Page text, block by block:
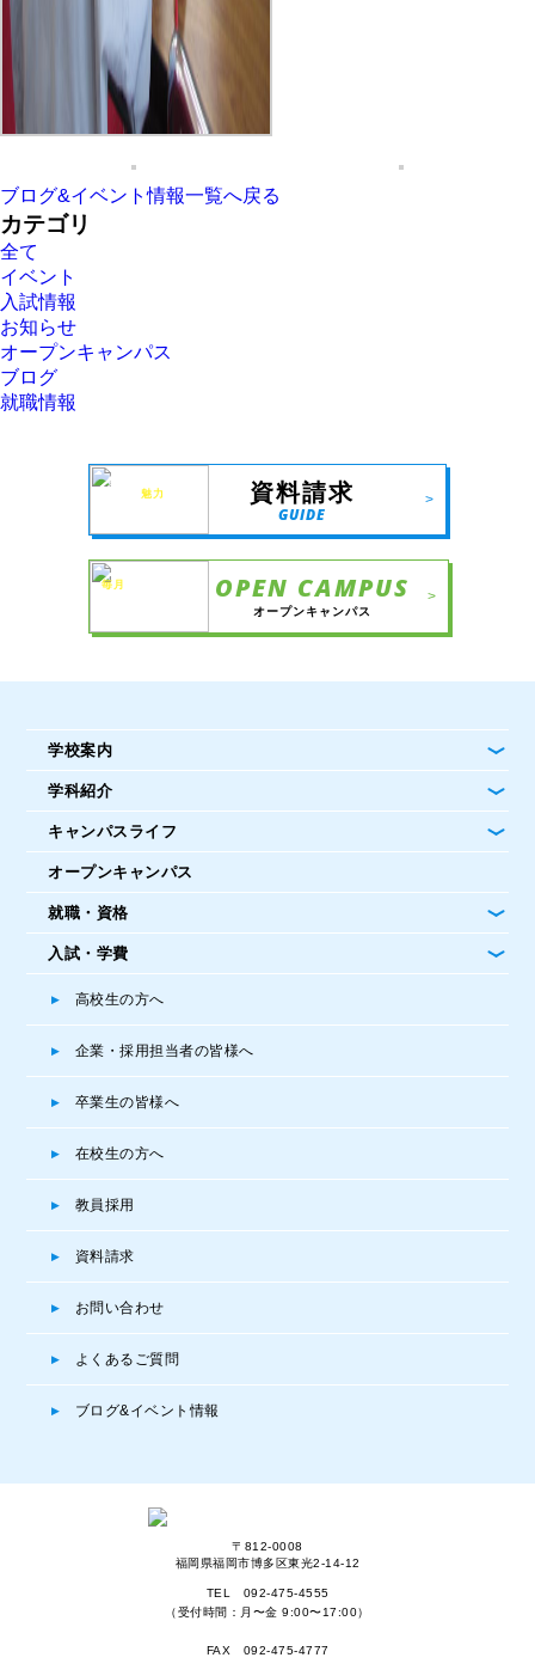
ブログ&イベント情報一覧へ戻る
カテゴリ
全て
イベント
入試情報
お知らせ
オープンキャンパス
ブログ
就職情報
第一自動車
魅力 資料請求
GUIDE
>
毎月 OPEN CAMPUS
オープンキャンパス
>
学校案内
学科紹介
キャンパスライフ
オープンキャンパス
就職・資格
入試・学費
高校生の方へ
企業・採用担当者の皆様へ
卒業生の皆様へ
在校生の方へ
教員採用
資料請求
お問い合わせ
よくあるご質問
ブログ&イベント情報
〒812-0008
福岡県福岡市博多区東光2-14-12
TEL 092-475-4555
（受付時間：月〜金 9:00〜17:00）
FAX 092-475-4777